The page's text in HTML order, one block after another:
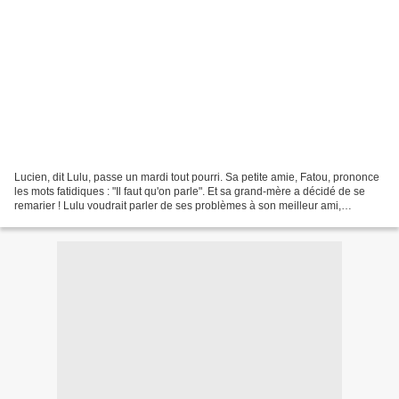
Lucien, dit Lulu, passe un mardi tout pourri. Sa petite amie, Fatou, prononce
les mots fatidiques : "Il faut qu'on parle". Et sa grand-mère a décidé de se
remarier ! Lulu voudrait parler de ses problèmes à son meilleur ami,